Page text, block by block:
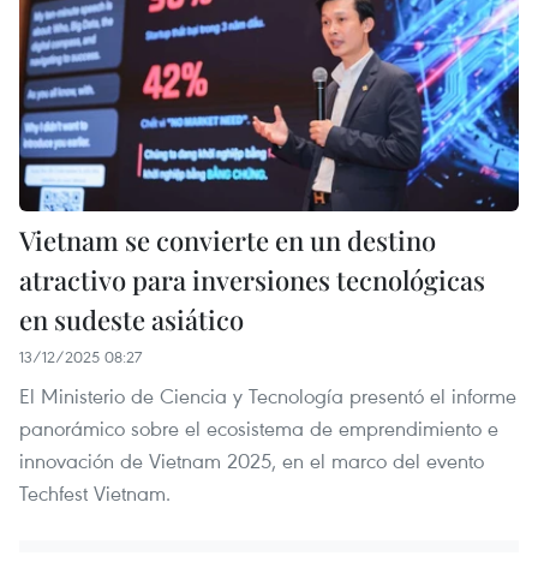
Vietnam se convierte en un destino
atractivo para inversiones tecnológicas
en sudeste asiático
13/12/2025 08:27
El Ministerio de Ciencia y Tecnología presentó el informe
panorámico sobre el ecosistema de emprendimiento e
innovación de Vietnam 2025, en el marco del evento
Techfest Vietnam.